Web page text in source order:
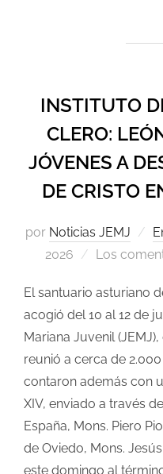
INSTITUTO
CLERO:
JÓVENES A
DE CRISTO
por Noticias JEMJ
2026
Los
El santuario asturiano
acogió del 10 al 12 de
Mariana Juvenil
reunió a cerca de
contaron además con
XIV, enviado a través
España, Mons. Piero
de Oviedo, Mons.
este domingo al